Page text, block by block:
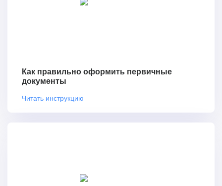
Как правильно оформить первичные
документы
Читать инструкцию